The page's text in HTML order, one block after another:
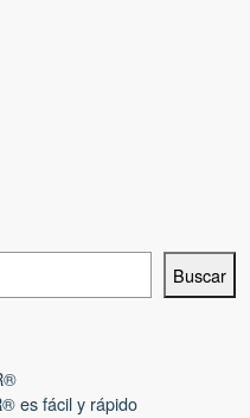
Buscar
es fácil y rápido